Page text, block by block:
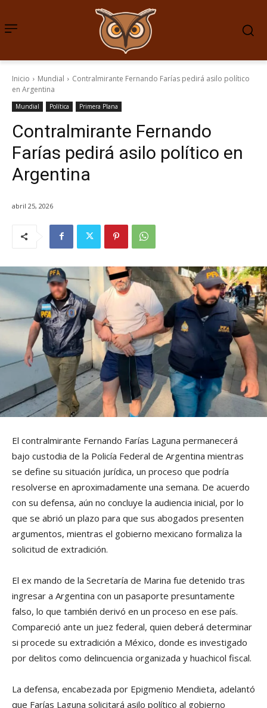
Inicio Mundial
Contralmirante Fernando Farías pedirá asilo político
en Argentina
Mundial Política Primera Plana
Contralmirante Fernando
Farías pedirá asilo político en
Argentina
abril 25, 2026
El contralmirante Fernando Farías Laguna permanecerá
bajo custodia de la Policía Federal de Argentina mientras
se define su situación jurídica, un proceso que podría
resolverse en aproximadamente una semana. De acuerdo
con su defensa, aún no concluye la audiencia inicial, por lo
que se abrió un plazo para que sus abogados presenten
argumentos, mientras el gobierno mexicano formaliza la
solicitud de extradición.
El ex mando de la Secretaría de Marina fue detenido tras
ingresar a Argentina con un pasaporte presuntamente
falso, lo que también derivó en un proceso en ese país.
Compareció ante un juez federal, quien deberá determinar
si procede su extradición a México, donde es investigado
por delitos como delincuencia organizada y huachicol fiscal.
La defensa, encabezada por Epigmenio Mendieta, adelantó
que Farías Laguna solicitará asilo político al gobierno